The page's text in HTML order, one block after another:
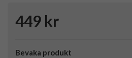
449 kr
Bevaka produkt